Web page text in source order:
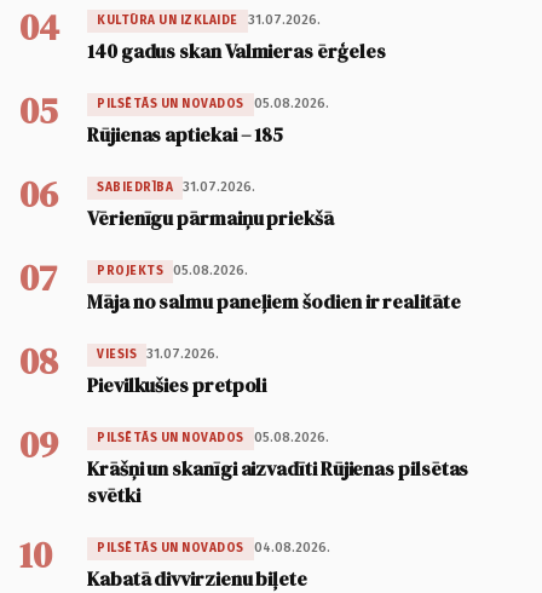
04 KULTŪRA UN IZKLAIDE 31.07.2026.
140 gadus skan Valmieras ērģeles
05 PILSĒTĀS UN NOVADOS 05.08.2026.
Rūjienas aptiekai – 185
06 SABIEDRĪBA 31.07.2026.
Vērienīgu pārmaiņu priekšā
07 PROJEKTS 05.08.2026.
Māja no salmu paneļiem šodien ir realitāte
08 VIESIS 31.07.2026.
Pievilkušies pretpoli
09 PILSĒTĀS UN NOVADOS 05.08.2026.
Krāšņi un skanīgi aizvadīti Rūjienas pilsētas
svētki
10 PILSĒTĀS UN NOVADOS 04.08.2026.
Kabatā divvirzienu biļete